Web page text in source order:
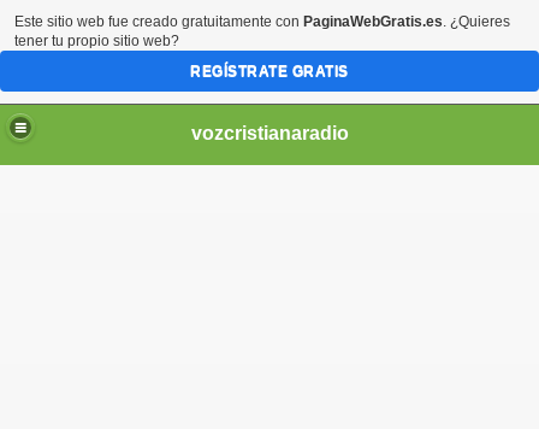
vozcristianaradio
Este sitio web fue creado gratuitamente con PaginaWebGratis.es. ¿Quieres
tener tu propio sitio web?
REGÍSTRATE GRATIS